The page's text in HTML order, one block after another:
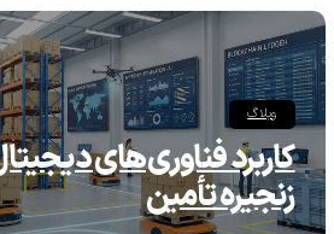
وبلاگ
کاربرد فناوری‌های
زنجیره تأمین